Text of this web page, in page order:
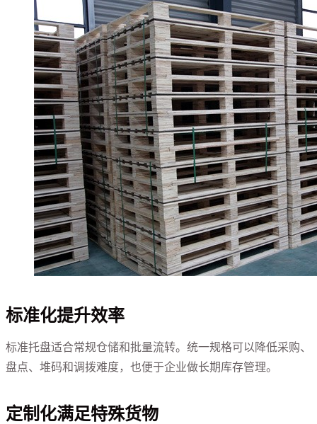
标准化提升效率
标准托盘适合常规仓储和批量流转。统一规格可以降低采购、
盘点、堆码和调拨难度，也便于企业做长期库存管理。
定制化满足特殊货物